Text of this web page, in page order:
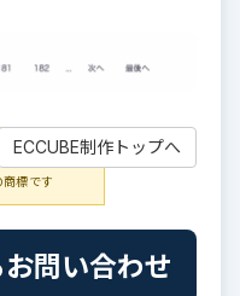
ナーEC-
標です
ECCUBE制作トップへ
問い合わせ